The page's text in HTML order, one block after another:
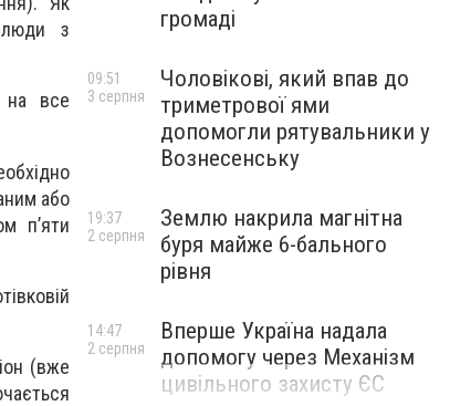
люди з
на все
або
п’яти
(вже
громаді
Чоловікові, який впав до
триметрової ями
допомогли рятувальники у
Вознесенську
09:51
3 серпня
Землю накрила магнітна
буря майже 6-бального
рівня
19:37
2 серпня
Вперше Україна надала
допомогу через Механізм
цивільного захисту ЄС
14:47
2 серпня